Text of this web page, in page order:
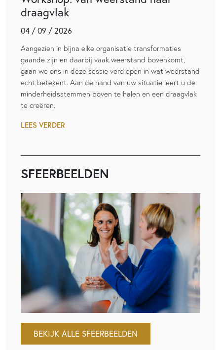
draagvlak
04 / 09 / 2026
Aangezien in bijna elke organisatie transformaties
gaande zijn en daarbij vaak weerstand bovenkomt,
gaan we ons in deze sessie verdiepen in wat weerstand
echt betekent. Aan de hand van uw situatie leert u de
minderheidsstemmen boven te halen en een draagvlak
te creëren.
LEES VERDER
SFEERBEELDEN
BEKIJK ALLE SFEERBEELDEN